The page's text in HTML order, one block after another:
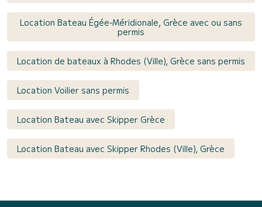
Location Bateau Égée-Méridionale, Grèce avec ou sans
permis
Location de bateaux à Rhodes (Ville), Grèce sans permis
Location Voilier sans permis
Location Bateau avec Skipper Grèce
Location Bateau avec Skipper Rhodes (Ville), Grèce